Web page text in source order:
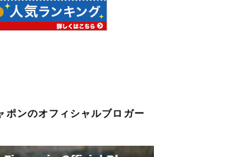
ポンのオフィシャルブロガー